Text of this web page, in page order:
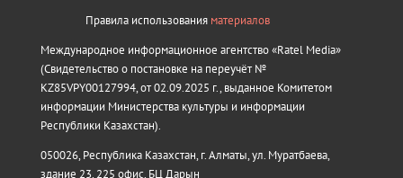
Правила использования материалов
Международное информационное агентство «Ratel Media»
(Свидетельство о постановке на переучёт №
KZ85VPY00127994, от 02.09.2025 г., выданное Комитетом
информации Министерства культуры и информации
Республики Казахстан).
050026, Республика Казахстан, г. Алматы, ул. Муратбаева,
здание 23, 225 офис, БЦ Дарын